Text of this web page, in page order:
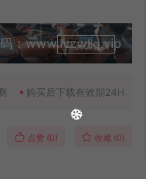
码：www.lyzwlkj.vip
升级会员
购买后下载有效期24H
点赞 (0) 收藏 (0)